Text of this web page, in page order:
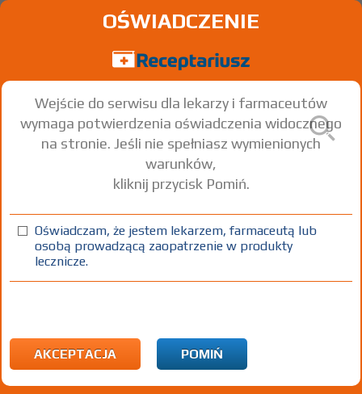
Betamethasone dipropionate + Gentamicin sulphate
krem (0,5 mg+ 1 mg)/g 1 tuba 30 g Na skórę
100%
OŚWIADCZENIE
Wejście do serwisu dla lekarzy i farmaceutów
wymaga potwierdzenia oświadczenia widocznego
na stronie. Jeśli nie spełniasz wymienionych
warunków,
kliknij przycisk Pomiń.
Oświadczam, że jestem lekarzem, farmaceutą lub
osobą prowadzącą zaopatrzenie w produkty
lecznicze.
AKCEPTACJA POMIŃ